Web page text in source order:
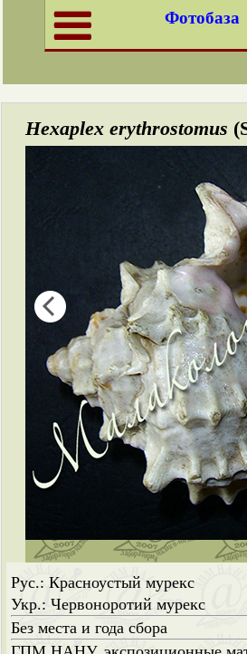
Фотобаза
Hexaplex erythrostomus
Рус.: Красноустый мурекс
Укр.: Червоноротий мурекс
Без места и года сбора